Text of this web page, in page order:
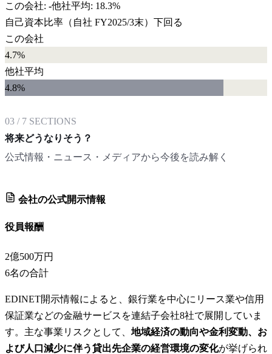
この会社: -他社平均: 18.3%
自己資本比率 （自社 FY2025/3末） 下回る
この会社
4.7%
他社平均
4.8%
03 / 7 SECTIONS
将来どうなりそう？
公式情報・ニュース・メディアから今後を読み解く
会社の公式開示情報
役員報酬
2億500万円
6名の合計
EDINET開示情報によると、銀行業を中心にリース業や信用
保証業などの金融サービスを連結子会社8社で展開していま
す。主な事業リスクとして、 地域経済の動向や金利変動、お
よび人口減少に伴う貸出先企業の経営環境の変化が挙げられ